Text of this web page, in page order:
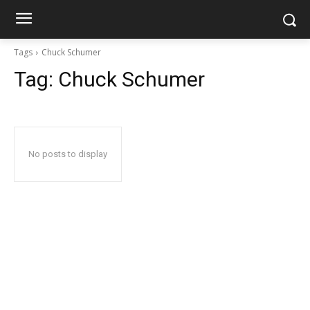
Tags Chuck Schumer
Tag: Chuck Schumer
No posts to display